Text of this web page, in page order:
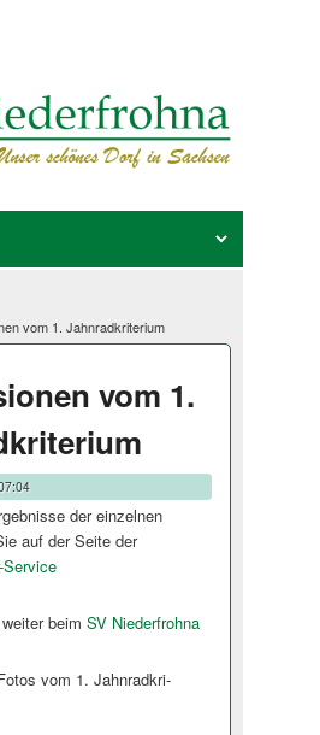
vom 1. Jahnradkriterium
vom 1.
der einzelnen
auf der Seite der
beim SV Niederfrohna
vom 1. Jahnradkri­